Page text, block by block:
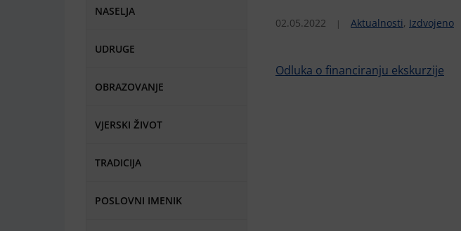
NASELJA
UDRUGE
OBRAZOVANJE
VJERSKI ŽIVOT
TRADICIJA
POSLOVNI IMENIK
02.05.2022 Aktualnosti, Izdvojeno
Odluka o financiranju ekskurzije